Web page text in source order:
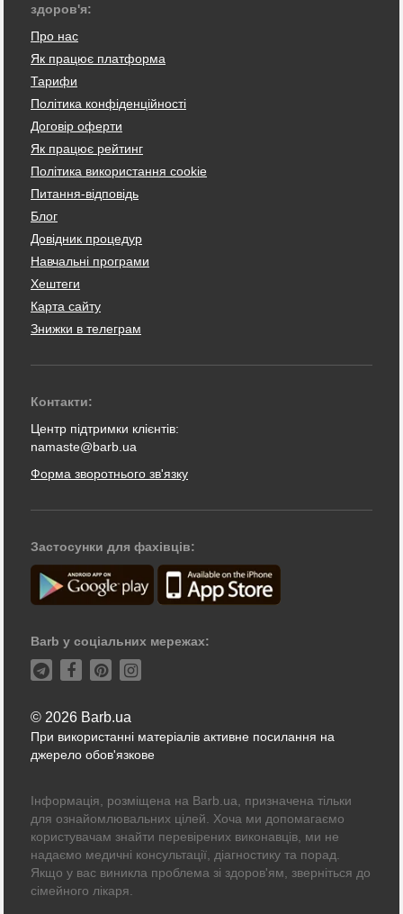
здоров'я:
Про нас
Як працює платформа
Тарифи
Політика конфіденційності
Договір оферти
Як працює рейтинг
Політика використання cookie
Питання-відповідь
Блог
Довідник процедур
Навчальні програми
Хештеги
Карта сайту
Знижки в телеграм
Контакти:
Центр підтримки клієнтів:
namaste@barb.ua
Форма зворотнього зв'язку
Застосунки для фахівців:
Barb у соціальних мережах:
© 2026 Barb.ua
При використанні матеріалів активне посилання на
джерело обов'язкове
Інформація, розміщена на Barb.ua, призначена тільки
для ознайомлювальних цілей. Хоча ми допомагаємо
користувачам знайти перевірених виконавців, ми не
надаємо медичні консультації, діагностику та порад.
Якщо у вас виникла проблема зі здоров'ям, зверніться до
сімейного лікаря.